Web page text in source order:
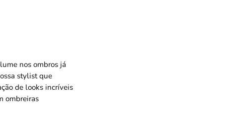
nos ombros já
stylist que
de looks incríveis
ombreiras